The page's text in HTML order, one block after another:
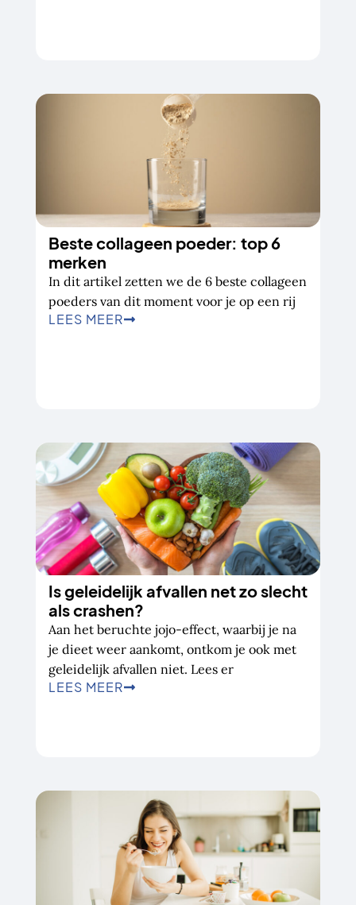
Beste collageen poeder: top 6
merken
In dit artikel zetten we de 6 beste collageen
poeders van dit moment voor je op een rij
LEES MEER
Is geleidelijk afvallen net zo slecht
als crashen?
Aan het beruchte jojo-effect, waarbij je na
je dieet weer aankomt, ontkom je ook met
geleidelijk afvallen niet. Lees er
LEES MEER